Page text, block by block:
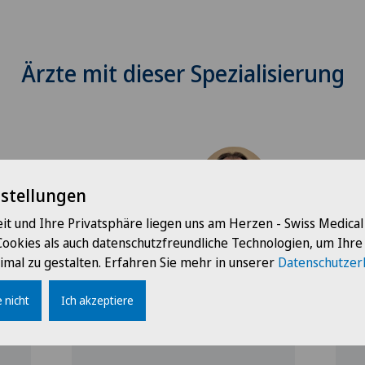
Ärzte mit dieser Spezialisierung
Schmerzklinik Basel
FA Gerald Stapfer
Rheumatologie,
und Ihre Privatsphäre liegen uns am Herzen - Swiss
als auch datenschutzfreundliche Technologien, um
zu gestalten. Erfahren Sie mehr in unserer
nicht Ich akzeptiere